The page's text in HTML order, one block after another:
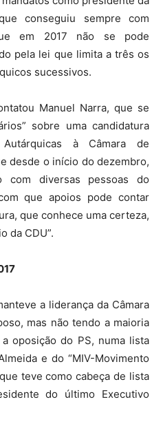
conseguiu sempre com
em 2017 não se pode
pela lei que limita a três os
sucessivos.
Manuel Narra, que se
sobre uma candidatura
à Câmara de
desde o início do dezembro,
com diversas pessoas do
que apoios pode contar
que conhece uma certeza,
da CDU”.
a liderança da Câmara
mas não tendo a maioria
oposição do PS, numa lista
e do “MIV-Movimento
teve como cabeça de lista
do último Executivo